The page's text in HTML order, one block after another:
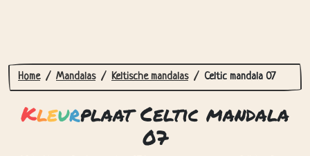
Home Mandalas Keltische mandalas Celtic mandala 07
Kleurplaat Celtic mandala
07